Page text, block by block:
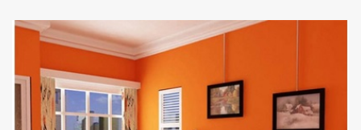
matemáticos, para decorar los cumpleaños de los niños, entre
otras cosas.